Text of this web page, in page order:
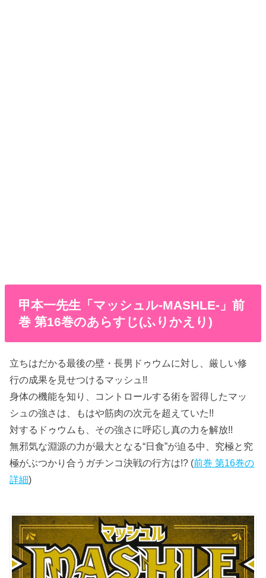
甲本一先生「マッシュル-MASHLE-」前
巻 第16巻のあらすじ(ふりかえり)
立ちはだかる最後の壁・長男ドゥウムに対し、厳しい修
行の成果を見せつけるマッシュ!!
身体の機能を知り、コントロールする術を習得したマッ
シュの強さは、もはや筋肉の次元を超えていた!!
対するドゥウムも、その強さに呼応し真の力を解放!!
無邪気な淵源の力が最大となる“日食”が迫る中、究極と究
極がぶつかり合うガチンコ決戦の行方は!? (前巻 第16巻の
詳細)